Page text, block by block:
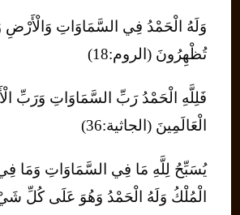
وَلَهُ الْحَمْدُ فِي السَّمَاوَاتِ
تُظْهِرُونَ (الروم:18)
فَلِلَّهِ الْحَمْدُ رَبِّ السَّمَاوَاتِ وَرَبِّ
الْعَالَمِينَ (الجاثية:36)
يُسَبِّحُ لِلَّهِ مَا فِي السَّمَاوَاتِ وَمَا
الْمُلْكُ وَلَهُ الْحَمْدُ وَهُوَ عَلَى كُلِّ